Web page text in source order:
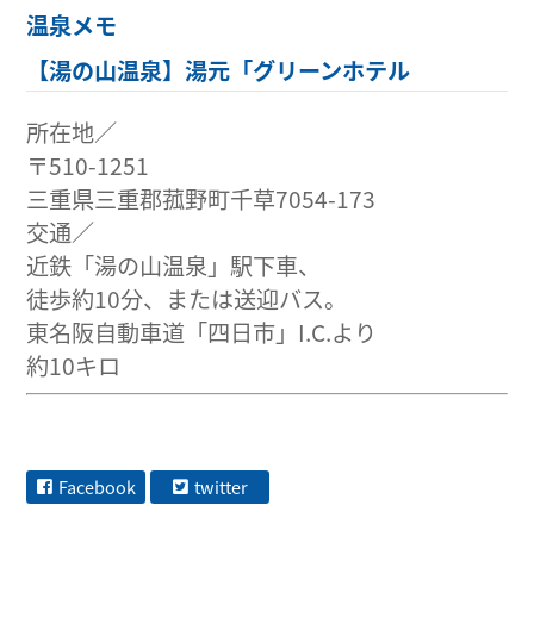
温泉メモ
【湯の山温泉】湯元「グリーンホテル
所在地／
〒510-1251
三重県三重郡菰野町千草7054-173
交通／
近鉄「湯の山温泉」駅下車、
徒歩約10分、または送迎バス。
東名阪自動車道「四日市」I.C.より
約10キロ
Facebook twitter